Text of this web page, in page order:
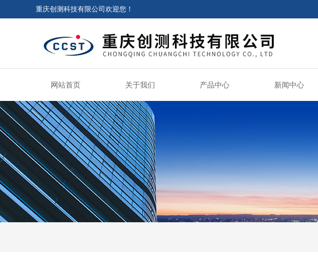
重庆创测科技有限公司欢迎您！
网站首页 关于我们 产品中心 新闻中心